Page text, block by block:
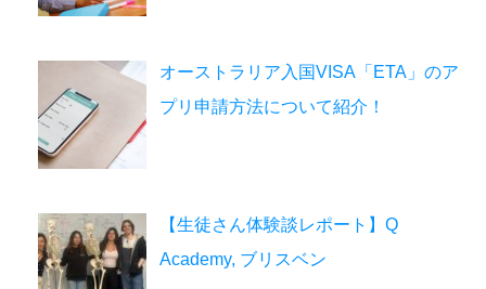
オーストラリア入国VISA「ETA」のア
プリ申請方法について紹介！
【生徒さん体験談レポート】Q
Academy, ブリスベン